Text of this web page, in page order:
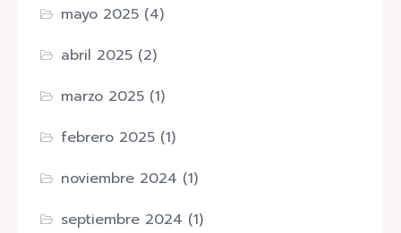
mayo 2025 (4)
abril 2025 (2)
marzo 2025 (1)
febrero 2025 (1)
noviembre 2024 (1)
septiembre 2024 (1)